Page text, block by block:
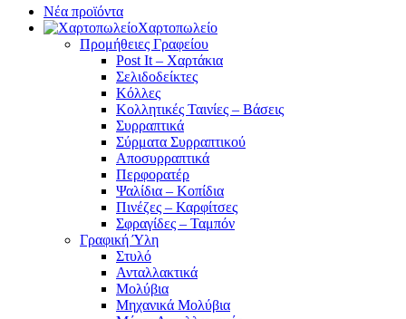
Νέα προϊόντα
Χαρτοπωλείο
Προμήθειες Γραφείου
Post It – Χαρτάκια
Σελιδοδείκτες
Κόλλες
Κολλητικές Ταινίες – Βάσεις
Συρραπτικά
Σύρματα Συρραπτικού
Αποσυρραπτικά
Περφορατέρ
Ψαλίδια – Κοπίδια
Πινέζες – Καρφίτσες
Σφραγίδες – Ταμπόν
Γραφική Ύλη
Στυλό
Ανταλλακτικά
Μολύβια
Μηχανικά Μολύβια